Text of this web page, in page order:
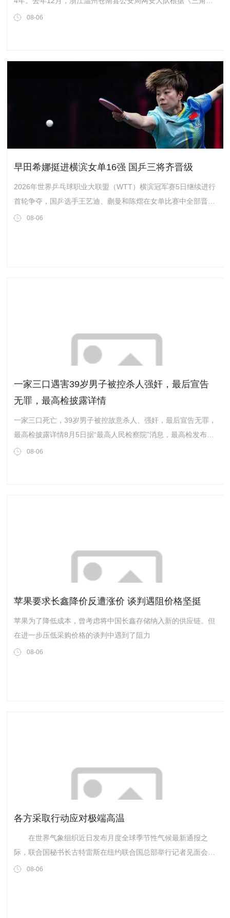
行动》安全团队报案线索，从一家陪玩工作室入手，顺藤摸瓜打
08-06
早田希娜挺进横滨女单16强 国乒三将齐晋级
2026年世界乒乓球职业大联盟（WTT）横滨冠军赛5日继续进行
首轮争夺，国乒选手王艺迪、蒯曼和陈熠在女单比赛中全部晋级
16强。王艺迪首局以8:11不敌日本选手伊藤美诚，但随后以
08-06
一家三口遇害39岁男子被控杀人强奸，最后宣告
无罪，最高检披露详情
一家三口死亡，39岁男子被控故意杀人、强奸，最后宣告无罪，
最高检披露详情8月5日据“最高人民检察院”消息，最高检发布第
六十三批指导性案例，其中一起“谭某义故意杀人、强奸再审抗
08-06
苹果要求长鑫降价反遭涨价 谈判遇阻价格坚挺
苹果为了降低成本，曾考虑将中国长鑫存储纳入新的供应链。但
在进一步压低采购价格的谈判中遇到了阻力
08-06
各方采取行动应对极端高温
在世界气象组织近日发布月度全球季节性气候最新通报之
际，联合国秘书长古特雷斯在纽约联合国总部举行记者见面会，
呼吁各方采取行动应对厄尔尼诺现象带来的极端高温。 世界
08-06